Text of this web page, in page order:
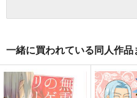
一緒に買われている同人作